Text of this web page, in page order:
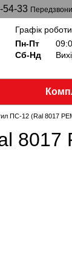
54-33
Графік
Пн-Пт
Сб-Нд
ПС-12 (Ral 8017
8017